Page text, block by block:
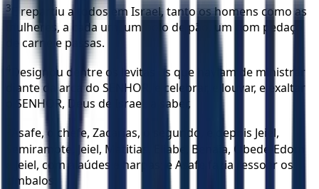
3
E repartiu a todos em Israel, tanto os homens como as
mulheres, a cada um, um bolo de pão, um bom pedaço
de carne e passas.
Designou dentre os levitas os que haviam de ministrar
diante da arca do SENHOR, e celebrar, e louvar, e exaltar
o SENHOR, Deus de Israel, a saber,
Asafe, o chefe, Zacarias, o segundo, e depois Jeiel,
Semiramote, Jeiel, Matitias, Eliabe, Benaia, Obede-Edom
e Jeiel, com alaúdes e harpas; e Asafe fazia ressoar os
címbalos.